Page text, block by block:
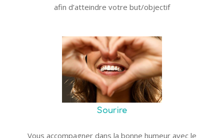
afin d’atteindre votre but/objectif
Sourire
Vous accompagner dans la bonne humeur avec le